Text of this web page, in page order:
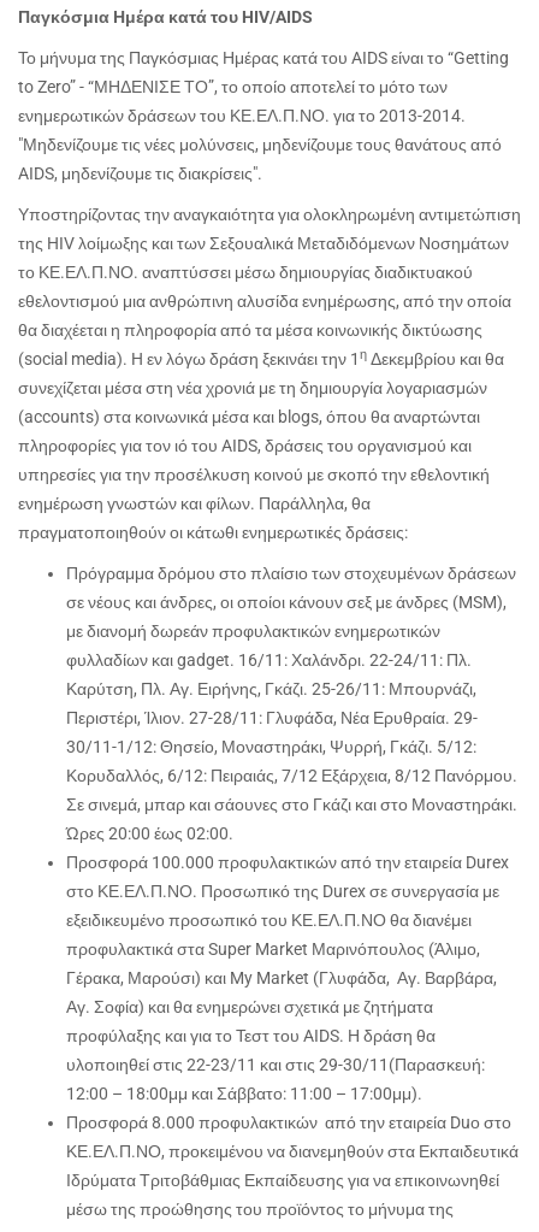
Παγκόσμια Ημέρα κατά του HIV/AIDS
Το μήνυμα της Παγκόσμιας Ημέρας κατά του AIDS είναι το “Getting
to Zero” - “ΜΗΔΕΝΙΣΕ ΤΟ”, το οποίο αποτελεί το μότο των
ενημερωτικών δράσεων του ΚΕ.ΕΛ.Π.ΝΟ. για το 2013-2014.
"Μηδενίζουμε τις νέες μολύνσεις, μηδενίζουμε τους θανάτους από
AIDS, μηδενίζουμε τις διακρίσεις".
Υποστηρίζοντας την αναγκαιότητα για ολοκληρωμένη αντιμετώπιση
της HIV λοίμωξης και των Σεξουαλικά Μεταδιδόμενων Νοσημάτων
το ΚΕ.ΕΛ.Π.ΝΟ. αναπτύσσει μέσω δημιουργίας διαδικτυακού
εθελοντισμού μια ανθρώπινη αλυσίδα ενημέρωσης, από την οποία
θα διαχέεται η πληροφορία από τα μέσα κοινωνικής δικτύωσης
(social media). H εν λόγω δράση ξεκινάει την 1 η Δεκεμβρίου και θα
συνεχίζεται μέσα στη νέα χρονιά με τη δημιουργία λογαριασμών
(accounts) στα κοινωνικά μέσα και blogs, όπου θα αναρτώνται
πληροφορίες για τον ιό του AIDS, δράσεις του οργανισμού και
υπηρεσίες για την προσέλκυση κοινού με σκοπό την εθελοντική
ενημέρωση γνωστών και φίλων. Παράλληλα, θα
πραγματοποιηθούν οι κάτωθι ενημερωτικές δράσεις:
Πρόγραμμα δρόμου στο πλαίσιο των στοχευμένων δράσεων
σε νέους και άνδρες, οι οποίοι κάνουν σεξ με άνδρες (MSM),
με διανομή δωρεάν προφυλακτικών ενημερωτικών
φυλλαδίων και gadget. 16/11: Χαλάνδρι. 22-24/11: Πλ.
Καρύτση, Πλ. Αγ. Ειρήνης, Γκάζι. 25-26/11: Μπουρνάζι,
Περιστέρι, Ίλιον. 27-28/11: Γλυφάδα, Νέα Ερυθραία. 29-
30/11-1/12: Θησείο, Μοναστηράκι, Ψυρρή, Γκάζι. 5/12:
Κορυδαλλός, 6/12: Πειραιάς, 7/12 Εξάρχεια, 8/12 Πανόρμου.
Σε σινεμά, μπαρ και σάουνες στο Γκάζι και στο Μοναστηράκι.
Ώρες 20:00 έως 02:00.
Προσφορά 100.000 προφυλακτικών από την εταιρεία Durex
στο ΚΕ.ΕΛ.Π.ΝΟ. Προσωπικό της Durex σε συνεργασία με
εξειδικευμένο προσωπικό του ΚΕ.ΕΛ.Π.ΝΟ θα διανέμει
προφυλακτικά στα Super Market Μαρινόπουλος (Άλιμο,
Γέρακα, Μαρούσι) και My Market (Γλυφάδα, Αγ. Βαρβάρα,
Αγ. Σοφία) και θα ενημερώνει σχετικά με ζητήματα
προφύλαξης και για το Τεστ του AIDS. Η δράση θα
υλοποιηθεί στις 22-23/11 και στις 29-30/11(Παρασκευή:
12:00 – 18:00μμ και Σάββατο: 11:00 – 17:00μμ).
Προσφορά 8.000 προφυλακτικών από την εταιρεία Duο στο
ΚΕ.ΕΛ.Π.ΝΟ, προκειμένου να διανεμηθούν στα Εκπαιδευτικά
Ιδρύματα Τριτοβάθμιας Εκπαίδευσης για να επικοινωνηθεί
μέσω της προώθησης του προϊόντος το μήνυμα της